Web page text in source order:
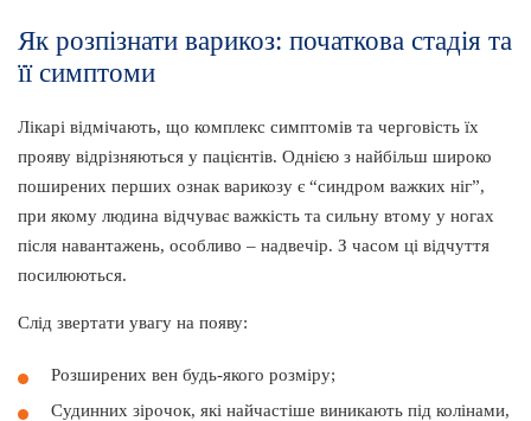
Як розпізнати варикоз: початкова стадія та
її симптоми
Лікарі відмічають, що комплекс симптомів та черговість їх
прояву відрізняються у пацієнтів. Однією з найбільш широко
поширених перших ознак варикозу є “синдром важких ніг”,
при якому людина відчуває важкість та сильну втому у ногах
після навантажень, особливо – надвечір. З часом ці відчуття
посилюються.
Слід звертати увагу на появу:
Розширених вен будь-якого розміру;
Судинних зірочок, які найчастіше виникають під колінами,